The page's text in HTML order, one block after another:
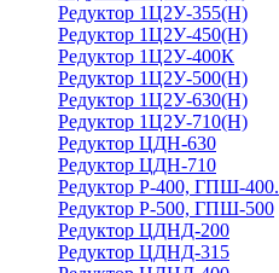
Редуктор 1Ц2У-355(Н)
Редуктор 1Ц2У-450(Н)
Редуктор 1Ц2У-400К
Редуктор 1Ц2У-500(Н)
Редуктор 1Ц2У-630(Н)
Редуктор 1Ц2У-710(Н)
Редуктор ЦДН-630
Редуктор ЦДН-710
Редуктор Р-400, ГПШ-400.
Редуктор Р-500, ГПШ-500
Редуктор ЦДНД-200
Редуктор ЦДНД-315